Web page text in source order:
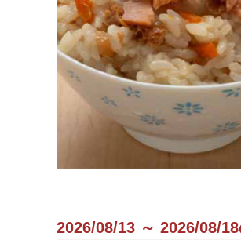
2026/08/13 ～ 2026/08/